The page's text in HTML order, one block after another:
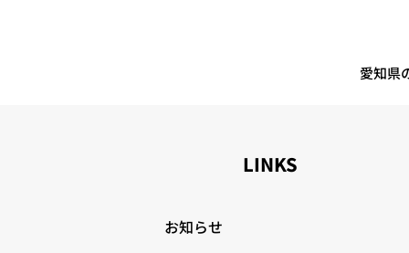
愛知県
LINKS
お知らせ